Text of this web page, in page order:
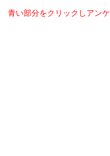
青い部分をクリックしアン